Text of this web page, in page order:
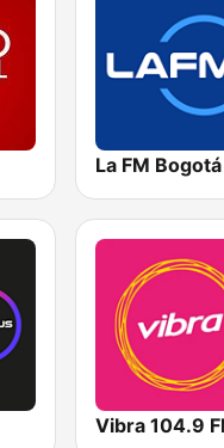
La FM Bogotá
Vibra 104.9